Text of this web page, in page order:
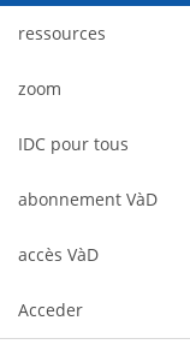
ressources
zoom
IDC pour tous
abonnement VàD
accès VàD
Acceder